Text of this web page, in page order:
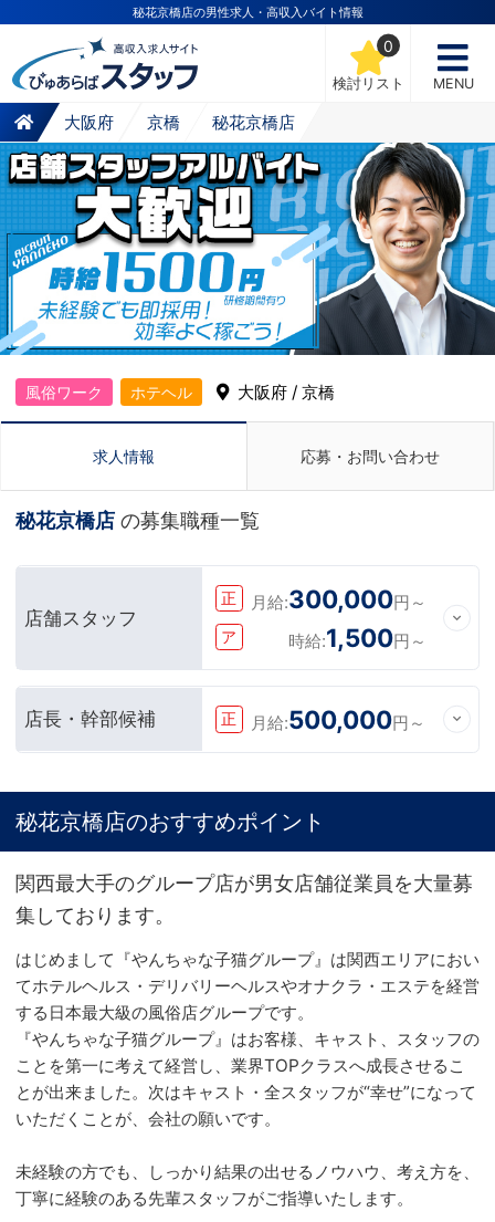
秘花京橋店の男性求人・高収入バイト情報
検討リスト
0
MENU
大阪府 京橋 秘花京橋店
風俗ワーク ホテヘル 大阪府 / 京橋
求人情報 応募・お問い合わせ
秘花京橋店 の募集職種一覧
店舗スタッフ
正 月給:300,000円～
ア 時給:1,500円～
店長・幹部候補 正 月給:500,000円～
秘花京橋店のおすすめポイント
関西最大手のグループ店が男女店舗従業員を大量募
集しております。
はじめまして『やんちゃな子猫グループ』は関西エリアにおい
てホテルヘルス・デリバリーヘルスやオナクラ・エステを経営
する日本最大級の風俗店グループです。
『やんちゃな子猫グループ』はお客様、キャスト、スタッフの
ことを第一に考えて経営し、業界TOPクラスへ成長させるこ
とが出来ました。次はキャスト・全スタッフが“幸せ”になって
いただくことが、会社の願いです。
未経験の方でも、しっかり結果の出せるノウハウ、考え方を、
丁寧に経験のある先輩スタッフがご指導いたします。